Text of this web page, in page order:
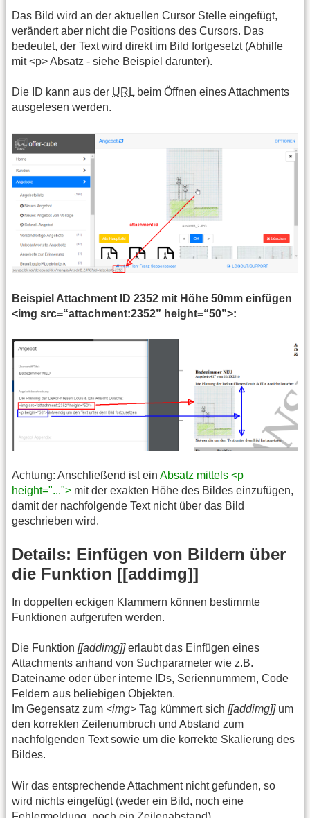
Das Bild wird an der aktuellen Cursor Stelle eingefügt,
verändert aber nicht die Positions des Cursors. Das
bedeutet, der Text wird direkt im Bild fortgesetzt (Abhilfe
mit <p> Absatz - siehe Beispiel darunter).
Die ID kann aus der URL beim Öffnen eines Attachments
ausgelesen werden.
Beispiel Attachment ID 2352 mit Höhe 50mm einfügen
<img src=“attachment:2352” height=“50”>:
Achtung: Anschließend ist ein Absatz mittels <p
height="..."> mit der exakten Höhe des Bildes einzufügen,
damit der nachfolgende Text nicht über das Bild
geschrieben wird.
Details: Einfügen von Bildern über
die Funktion [[addimg]]
In doppelten eckigen Klammern können bestimmte
Funktionen aufgerufen werden.
Die Funktion [[addimg]]erlaubt das Einfügen eines
Attachments anhand von Suchparameter wie z.B.
Dateiname oder über interne IDs, Seriennummern, Code
Feldern aus beliebigen Objekten.
Im Gegensatz zum <img> Tag kümmert sich [[addimg]] um
den korrekten Zeilenumbruch und Abstand zum
nachfolgenden Text sowie um die korrekte Skalierung des
Bildes.
Wir das entsprechende Attachment nicht gefunden, so
wird nichts eingefügt (weder ein Bild, noch eine